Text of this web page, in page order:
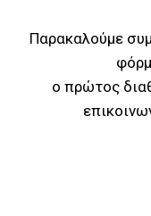
Παρακαλούμε
ο πρώτος